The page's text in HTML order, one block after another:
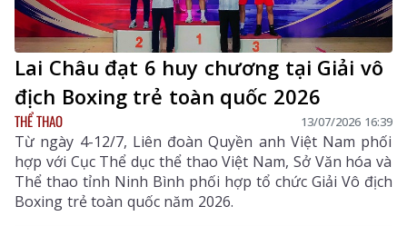
Lai Châu đạt 6 huy chương tại Giải vô
địch Boxing trẻ toàn quốc 2026
THỂ THAO 13/07/2026 16:39
Từ ngày 4-12/7, Liên đoàn Quyền anh Việt Nam phối
hợp với Cục Thể dục thể thao Việt Nam, Sở Văn hóa và
Thể thao tỉnh Ninh Bình phối hợp tổ chức Giải Vô địch
Boxing trẻ toàn quốc năm 2026.